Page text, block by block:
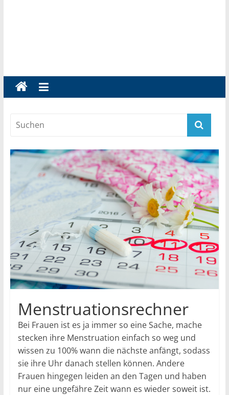
Menstruationsrechner
Bei Frauen ist es ja immer so eine Sache, mache
stecken ihre Menstruation einfach so weg und
wissen zu 100% wann die nächste anfängt, sodass
sie ihre Uhr danach stellen können. Andere
Frauen hingegen leiden an den Tagen und haben
nur eine ungefähre Zeit wann es wieder soweit ist.